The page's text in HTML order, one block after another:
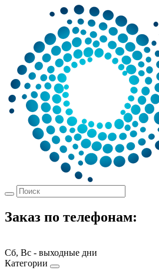
Заказ по телефонам:
Сб, Вс - выходные дни
Категории